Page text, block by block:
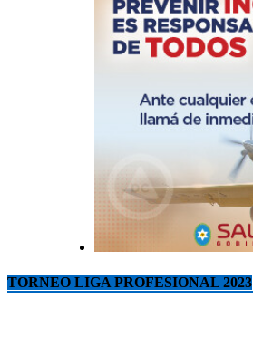
TORNEO LIGA PROFESIONAL 2023